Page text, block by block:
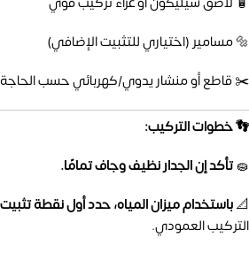
🔩 مسامير (اختياري للتثبيت الإضافي)
✂️ قاطع أو منشار يدوي/كهربائي حسب الحاجة
👣 خطوات التركيب:
🧽تأكد إن الجدار نظيف وجاف تمامًا.
📐باستخدام ميزان المياه، حدد أول نقطة تثبيت
التركيب العمودي.